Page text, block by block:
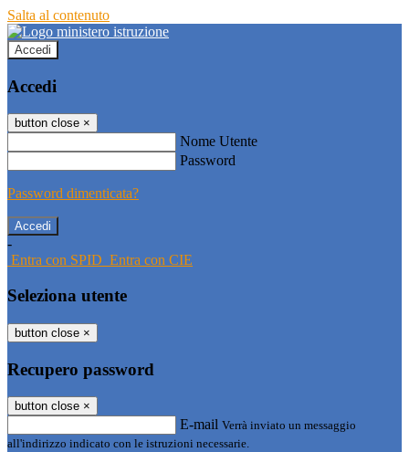
Salta al contenuto
Accedi
Accedi
button close ×
Nome Utente
Password
Password dimenticata?
-
Entra con SPID Entra con CIE
Seleziona utente
button close ×
Recupero password
button close ×
E-mail Verrà inviato un messaggio
all'indirizzo indicato con le istruzioni necessarie.